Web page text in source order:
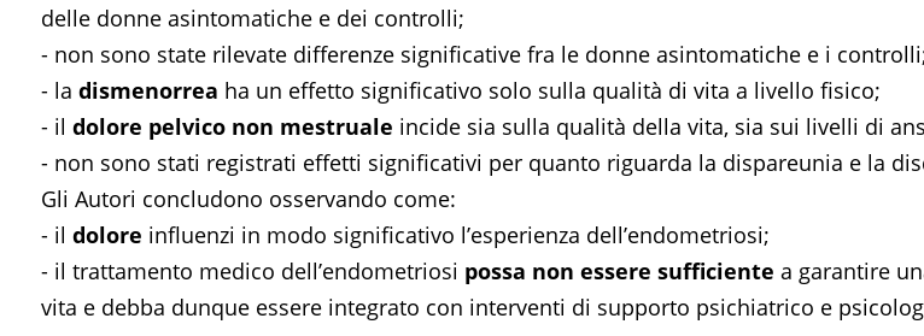
delle donne asintomatiche e dei controlli;
- non sono state rilevate differenze significative fra le donne asintomatiche e i
- la dismenorrea ha un effetto significativo solo sulla qualità di vita a livello fisico;
- il dolore pelvico non mestruale incide sia sulla qualità della vita, sia sui livelli di
- non sono stati registrati effetti significativi per quanto riguarda la dispareunia e la
Gli Autori concludono osservando come:
- il dolore influenzi in modo significativo l’esperienza dell’endometriosi;
- il trattamento medico dell’endometriosi possa non essere sufficiente a garantire
vita e debba dunque essere integrato con interventi di supporto psichiatrico e